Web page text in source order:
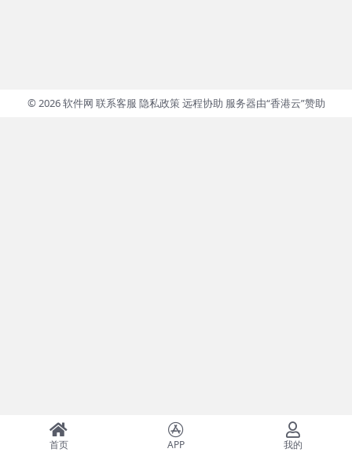
© 2026软件网 联系客服 隐私政策远程协助 服务器由“香港云”赞助
首页 APP 我的